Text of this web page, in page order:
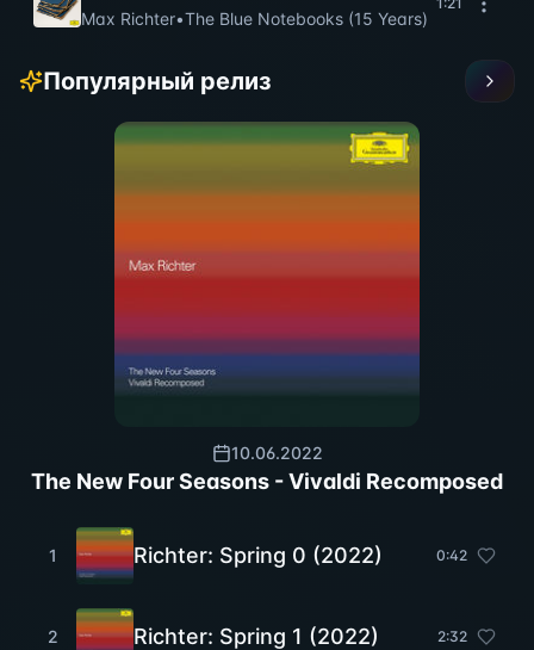
Max Richter•The Blue Notebooks (15 Years)
Популярный релиз
10.06.2022
The New Four Seasons - Vivaldi Recomposed
1 Richter: Spring 0 (2022) 0:42
2 Richter: Spring 1 (2022) 2:32